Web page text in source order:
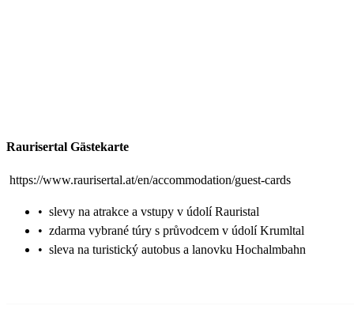
Raurisertal Gästekarte
https://www.raurisertal.at/en/accommodation/guest-cards
• slevy na atrakce a vstupy v údolí Rauristal
• zdarma vybrané túry s průvodcem v údolí Krumltal
• sleva na turistický autobus a lanovku Hochalmbahn